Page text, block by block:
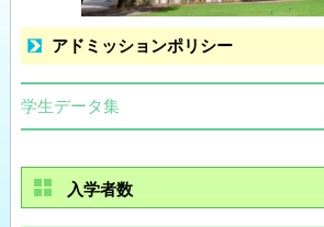
アドミッションポリシー
学生データ集
入学者数